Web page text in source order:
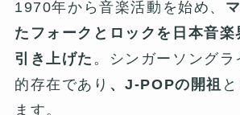
1970年から音楽活動を始め、
たフォークとロックを日本音楽
引き上げた 。シンガーソングラ
的存在であり 、J-POPの開祖
ます。